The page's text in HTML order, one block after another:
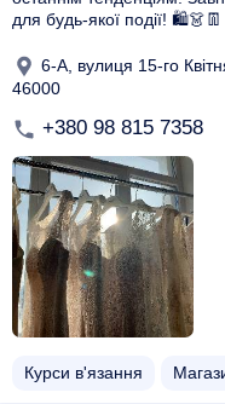
для будь-якої події! 🛍️👗👖
6-А, вулиця 15-го
46000
+380 98 815 7358
Курси в'язання